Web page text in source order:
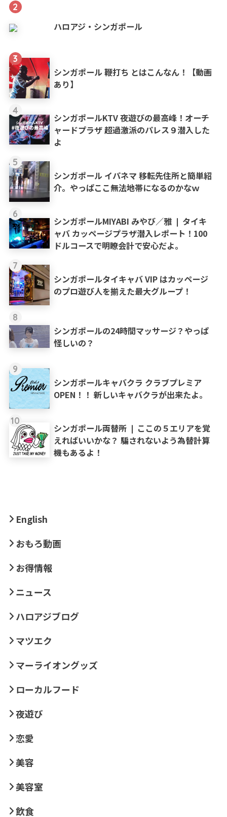
2
ハロアジ・シンガポール
3
シンガポール 鞭打ち とはこんなん！【動画
あり】
4
シンガポールKTV 夜遊びの最高峰！オーチ
ャードプラザ 超過激派のパレス９潜入した
よ
5
シンガポール イパネマ 移転先住所と簡単紹
介。やっぱここ無法地帯になるのかなｗ
6
シンガポールMIYABI みやび／雅 ❘ タイキ
ャバ カッページプラザ潜入レポート！100
ドルコースで明瞭会計で安心だよ。
7
シンガポールタイキャバ VIP はカッページ
のプロ遊び人を揃えた最大グループ！
8
シンガポールの24時間マッサージ？やっぱ
怪しいの？
9
シンガポールキャバクラ クラブプレミア
OPEN！！ 新しいキャバクラが出来たよ。
10
シンガポール両替所 ❘ ここの５エリアを覚
えればいいかな？ 騙されないよう為替計算
機もあるよ！
English
おもろ動画
お得情報
ニュース
ハロアジブログ
マツエク
マーライオングッズ
ローカルフード
夜遊び
恋愛
美容
美容室
飲食